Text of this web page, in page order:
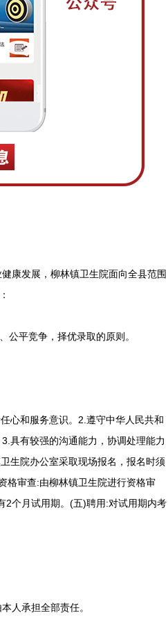
康发展，柳林镇卫生院面向全县范围
平竞争，择优录取的原则。
心和服务意识。2.遵守中华人民共和
具有较强的沟通能力，协调处理能力
生院办公室采取现场报名，报名时须
格审查:由柳林镇卫生院进行资格审
2个月试用期。(五)聘用:对试用期内考
人承担全部责任。